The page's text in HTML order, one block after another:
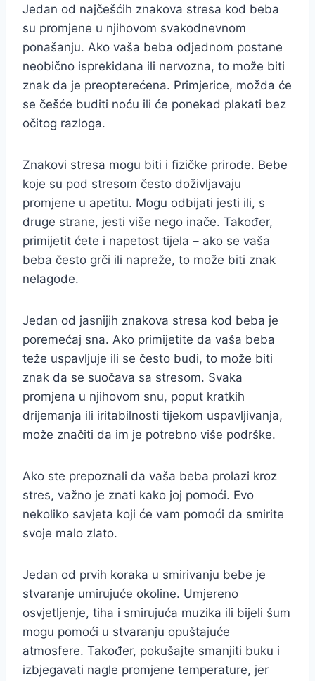
Jedan od najčešćih znakova stresa kod beba
su promjene u njihovom svakodnevnom
ponašanju. Ako vaša beba odjednom postane
neobično isprekidana ili nervozna, to može biti
znak da je preopterećena. Primjerice, možda će
se češće buditi noću ili će ponekad plakati bez
očitog razloga.
Znakovi stresa mogu biti i fizičke prirode. Bebe
koje su pod stresom često doživljavaju
promjene u apetitu. Mogu odbijati jesti ili, s
druge strane, jesti više nego inače. Također,
primijetit ćete i napetost tijela – ako se vaša
beba često grči ili napreže, to može biti znak
nelagode.
Jedan od jasnijih znakova stresa kod beba je
poremećaj sna. Ako primijetite da vaša beba
teže uspavljuje ili se često budi, to može biti
znak da se suočava sa stresom. Svaka
promjena u njihovom snu, poput kratkih
drijemanja ili iritabilnosti tijekom uspavljivanja,
može značiti da im je potrebno više podrške.
Ako ste prepoznali da vaša beba prolazi kroz
stres, važno je znati kako joj pomoći. Evo
nekoliko savjeta koji će vam pomoći da smirite
svoje malo zlato.
Jedan od prvih koraka u smirivanju bebe je
stvaranje umirujuće okoline. Umjereno
osvjetljenje, tiha i smirujuća muzika ili bijeli šum
mogu pomoći u stvaranju opuštajuće
atmosfere. Također, pokušajte smanjiti buku i
izbjegavati nagle promjene temperature, jer